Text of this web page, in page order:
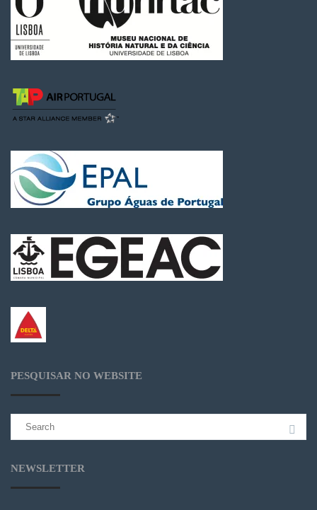
PESQUISAR NO WEBSITE
NEWSLETTER